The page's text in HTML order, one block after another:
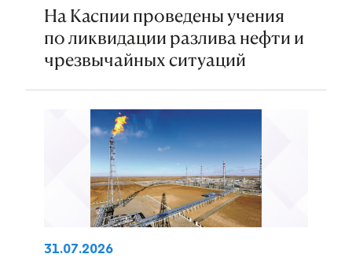
На Каспии проведены учения
по ликвидации разлива нефти и
чрезвычайных ситуаций
31.07.2026